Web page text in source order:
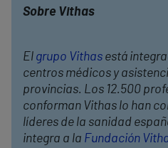
Sobre Vithas
El grupo Vithas está
centros médicos y
provincias. Los 12.500
conforman Vithas lo han
líderes de la sanidad
integra a la Fundación